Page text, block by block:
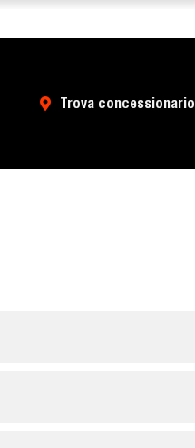
Trova concessionario